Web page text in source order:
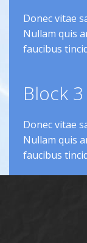
Donec vitae
Nullam quis
faucibus
Block
Donec vitae
Nullam quis
faucibus